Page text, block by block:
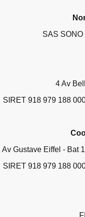
SAS
4 Av
SIRET 918 979 188
Av Gustave Eiffel - Bat
SIRET 918 979 188